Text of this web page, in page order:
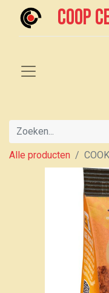
Coop
Alle producten